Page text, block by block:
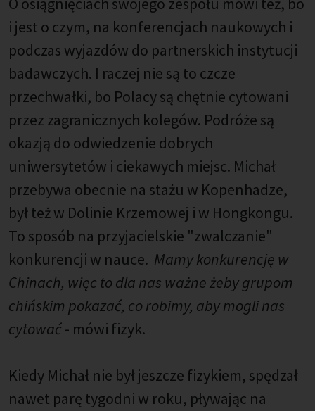
i jest o czym, na konferencjach naukowych i
podczas wyjazdów do partnerskich instytucji
badawczych. I raczej nie są to czcze
przechwałki, bo Polacy są chętnie cytowani
przez zagranicznych kolegów. Podróże są
okazją do odwiedzenie dobrych
uniwersytetów i ciekawych miejsc. Michał
przebywa obecnie na stażu w Kopenhadze,
był też w Dolinie Krzemowej i w Hongkongu.
To sposób na przyjacielskie "zwalczanie"
konkurencji w nauce. Mamy konkurencję w
Chinach, więc to dla nas ważne żeby grupom
chińskim pokazać, co robimy, aby mogli nas
cytować- mówi fizyk.
Kiedy Michał nie był jeszcze fizykiem, spędzał
nawet parę tygodni w roku, pływając na